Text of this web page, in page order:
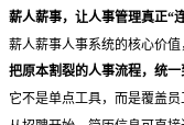
薪人薪事，让人事管理真正“
薪人薪事人事系统的核心价值
把原本割裂的人事流程，统一
它不是单点工具，而是覆盖员